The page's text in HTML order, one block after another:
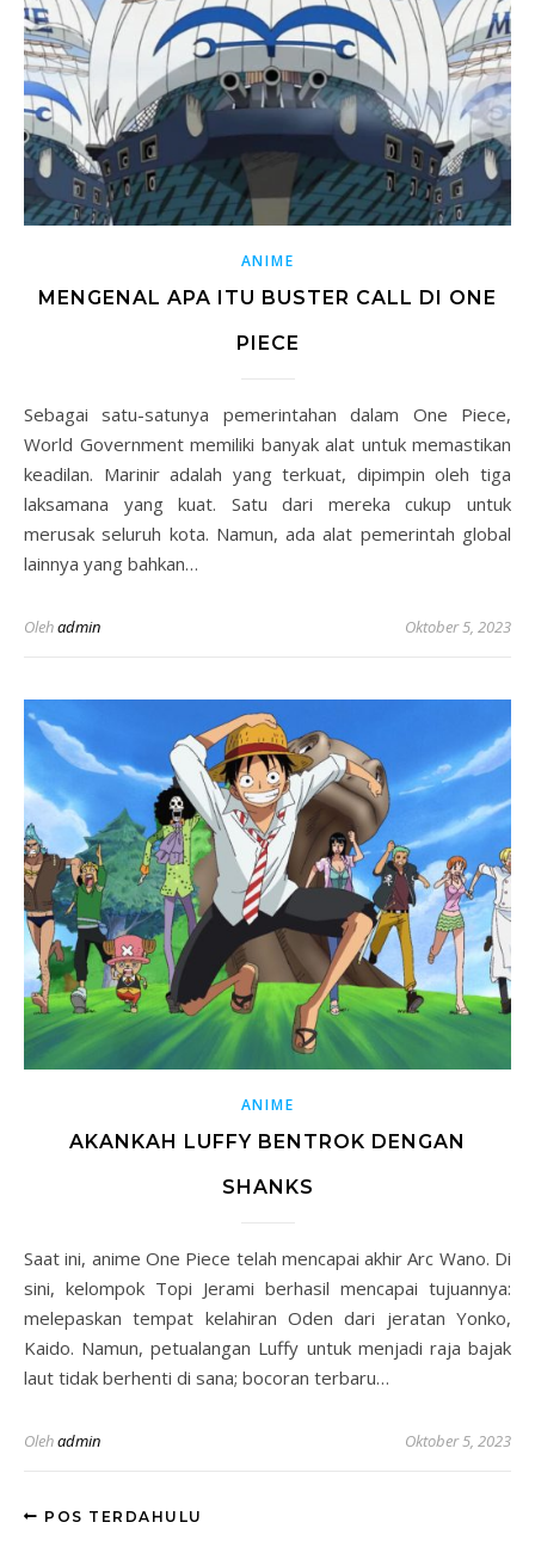
ANIME
MENGENAL APA ITU BUSTER CALL DI ONE
PIECE
Sebagai satu-satunya pemerintahan dalam One Piece,
World Government memiliki banyak alat untuk memastikan
keadilan. Marinir adalah yang terkuat, dipimpin oleh tiga
laksamana yang kuat. Satu dari mereka cukup untuk
merusak seluruh kota. Namun, ada alat pemerintah global
lainnya yang bahkan…
Olehadmin Oktober 5, 2023
ANIME
AKANKAH LUFFY BENTROK DENGAN
SHANKS
Saat ini, anime One Piece telah mencapai akhir Arc Wano. Di
sini, kelompok Topi Jerami berhasil mencapai tujuannya:
melepaskan tempat kelahiran Oden dari jeratan Yonko,
Kaido. Namun, petualangan Luffy untuk menjadi raja bajak
laut tidak berhenti di sana; bocoran terbaru…
Olehadmin Oktober 5, 2023
POS TERDAHULU